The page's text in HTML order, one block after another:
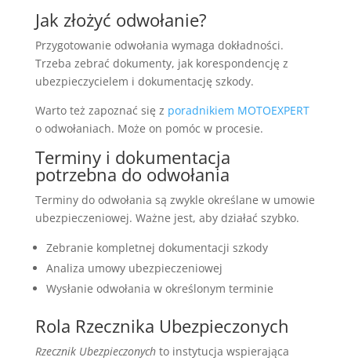
Jak złożyć odwołanie?
Przygotowanie odwołania wymaga dokładności.
Trzeba zebrać dokumenty, jak korespondencję z
ubezpieczycielem i dokumentację szkody.
Warto też zapoznać się z poradnikiem MOTOEXPERT
o odwołaniach. Może on pomóc w procesie.
Terminy i dokumentacja
potrzebna do odwołania
Terminy do odwołania są zwykle określane w umowie
ubezpieczeniowej. Ważne jest, aby działać szybko.
Zebranie kompletnej dokumentacji szkody
Analiza umowy ubezpieczeniowej
Wysłanie odwołania w określonym terminie
Rola Rzecznika Ubezpieczonych
Rzecznik Ubezpieczonychto instytucja wspierająca